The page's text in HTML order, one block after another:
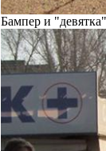
Бампер и